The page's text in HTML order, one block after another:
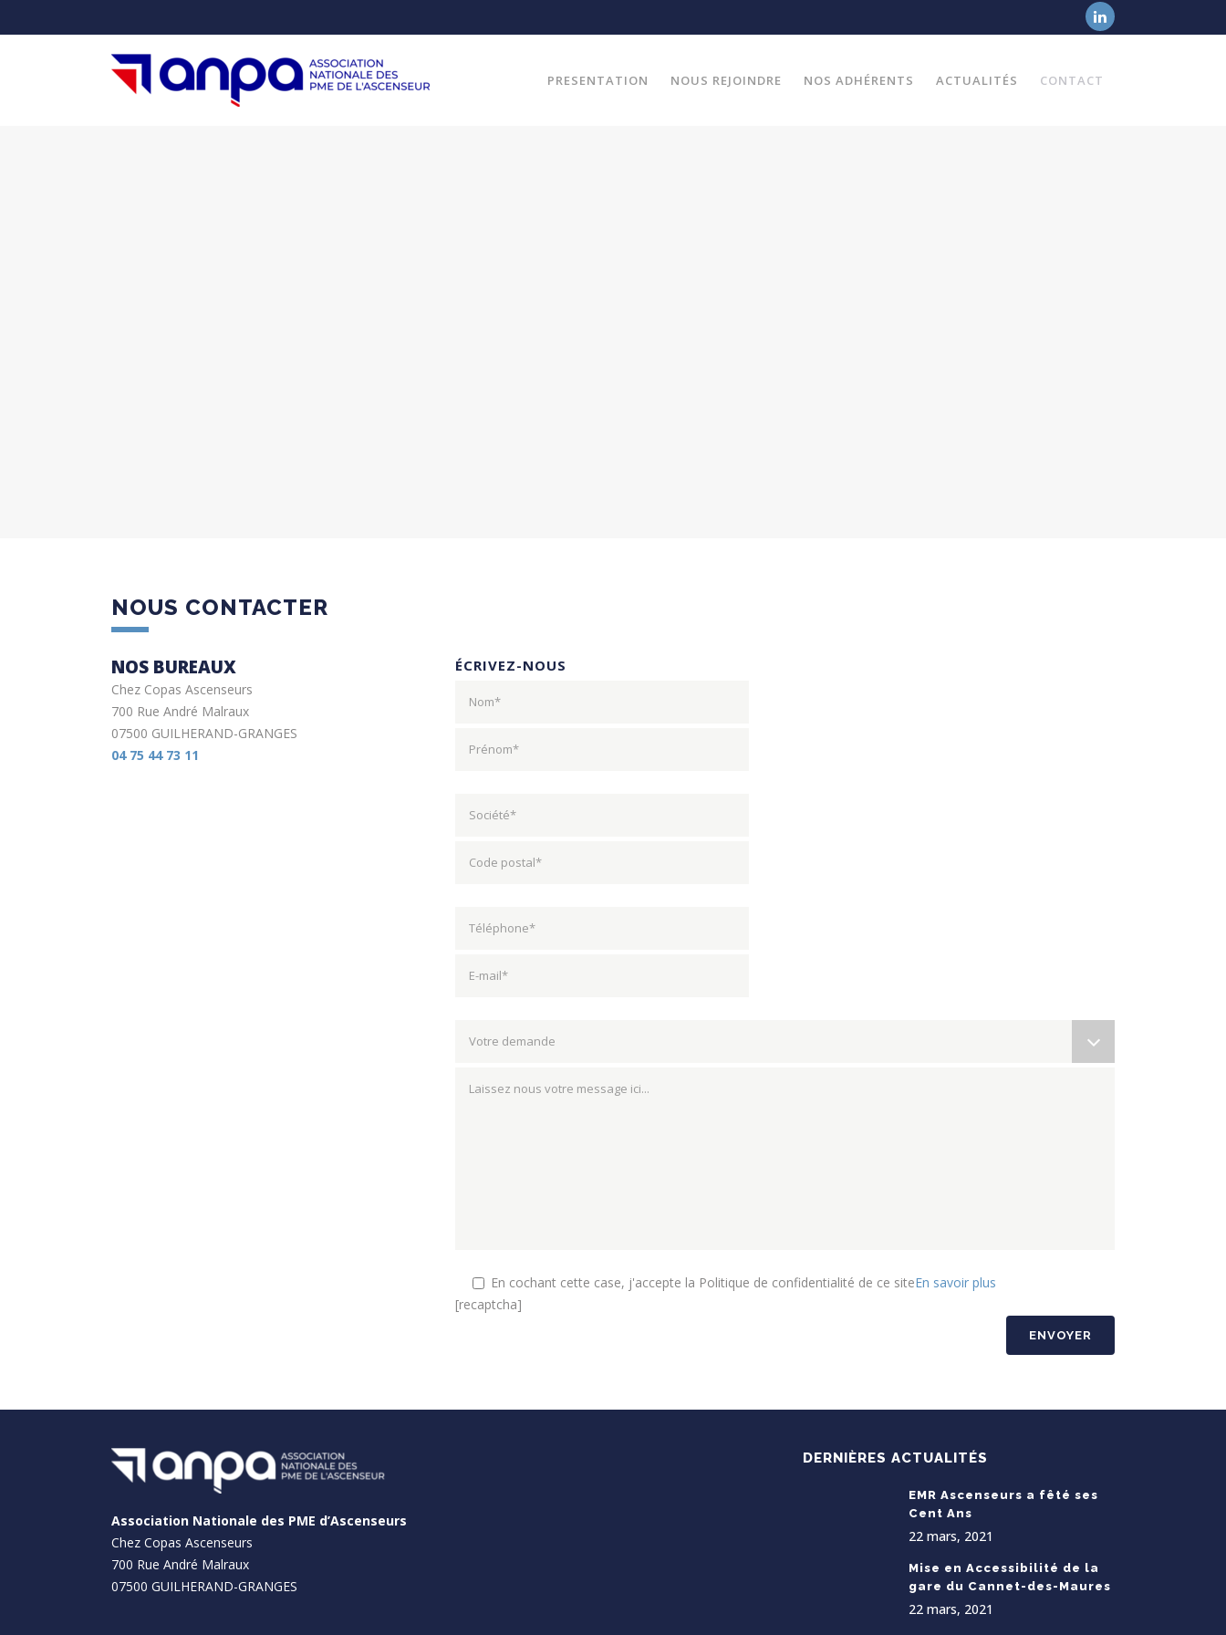
PRESENTATION NOUS REJOINDRE NOS ADHÉRENTS ACTUALITÉS CONTACT
NOUS CONTACTER
NOS BUREAUX
Chez Copas Ascenseurs
700 Rue André Malraux
07500 GUILHERAND-GRANGES
04 75 44 73 11
ÉCRIVEZ-NOUS
En cochant cette case, j'accepte la Politique de confidentialité de ce siteEn savoir plus
[recaptcha]
Association Nationale des PME d’Ascenseurs
Chez Copas Ascenseurs
700 Rue André Malraux
07500 GUILHERAND-GRANGES
DERNIÈRES ACTUALITÉS
EMR Ascenseurs a fêté ses
Cent Ans
22 mars, 2021
Mise en Accessibilité de la
gare du Cannet-des-Maures
22 mars, 2021